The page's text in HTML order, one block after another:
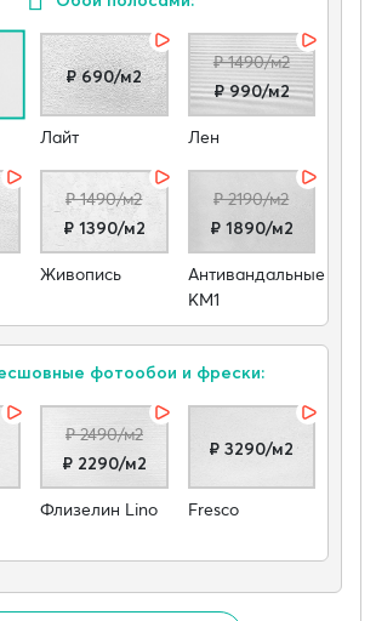
₽ 690/м2
Лайт
₽ 1490/м2
₽ 990/м2
Лен
₽ 1490/м2
₽ 1390/м2
Живопись
₽ 2190/м2
₽ 1890/м2
Антивандальные
КМ1
фотообои и фрески:
₽ 2490/м2
₽ 2290/м2
Флизелин Lino
₽ 3290/м2
Fresco